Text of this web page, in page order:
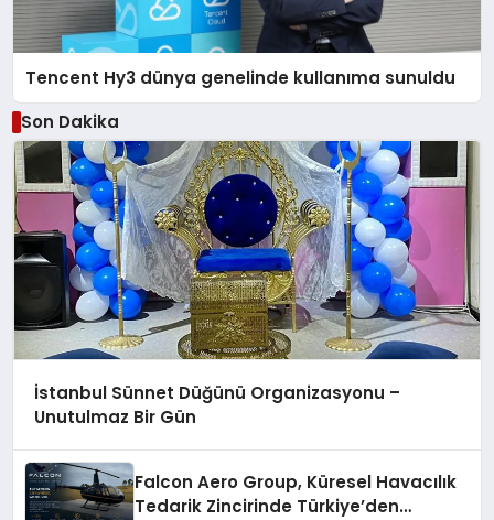
Tencent Hy3 dünya genelinde kullanıma sunuldu
Son Dakika
İstanbul Sünnet Düğünü Organizasyonu –
Unutulmaz Bir Gün
Falcon Aero Group, Küresel Havacılık
Tedarik Zincirinde Türkiye’den